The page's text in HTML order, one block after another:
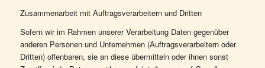
Zusammenarbeit mit Auftragsverarbeitern und Dritten
Sofern wir im Rahmen unserer Verarbeitung Daten gegenüber
anderen Personen und Unternehmen (Auftragsverarbeitern oder
Dritten) offenbaren, sie an diese übermitteln oder ihnen sonst